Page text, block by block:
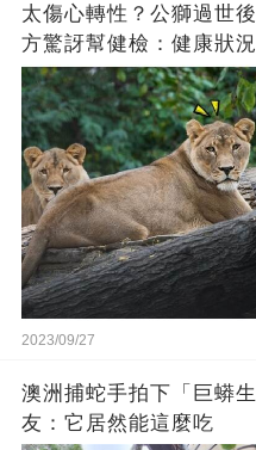
太傷心轉性？公獅過世
方驚訝幫健檢：健康狀
2023/09/27
澳洲捕蛇手拍下「巨蟒
友：它居然能這麼吃